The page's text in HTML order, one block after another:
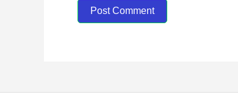
Post Comment